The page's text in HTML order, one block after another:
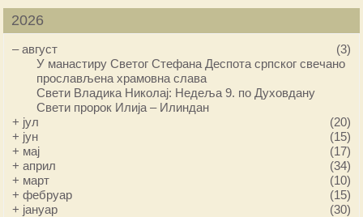
2026
–август
(3)
У манастиру Светог Стефана Деспота српског свечано
прослављена храмовна слава
Свети Владика Николај: Недеља 9. по Духовдану
Свети пророк Илија – Илиндан
+ јул
(20)
+ јун
(15)
+ мај
(17)
+април
(34)
+ март
(10)
+фебруар
(15)
+ јануар (30)